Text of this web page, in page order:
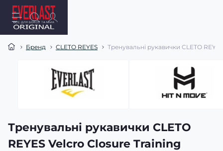
Бренд CLETO REYES Тренувальні рукавички CLETO
Тренувальні рукавички CLETO
REYES Velcro Closure Training